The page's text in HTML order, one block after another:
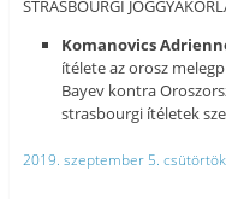
STRASBOURGI
Komanovics
ítélete az orosz
Bayev kontra
strasbourgi ítéletek
2019. szeptember 5. csütörtök